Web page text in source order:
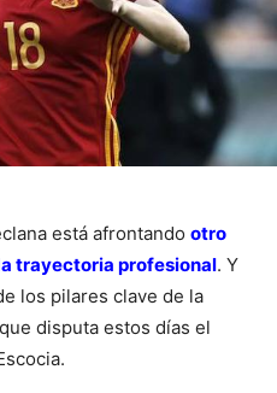
está afrontando otro
trayectoria profesional. Y
los pilares clave de la
disputa estos días el